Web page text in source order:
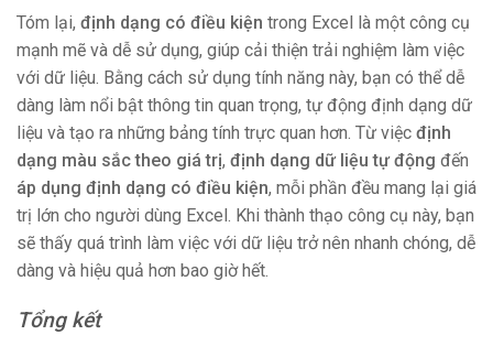
Tóm lại, định dạng có điều kiện trong Excel là một công cụ
mạnh mẽ và dễ sử dụng, giúp cải thiện trải nghiệm làm việc
với dữ liệu. Bằng cách sử dụng tính năng này, bạn có thể dễ
dàng làm nổi bật thông tin quan trọng, tự động định dạng dữ
liệu và tạo ra những bảng tính trực quan hơn. Từ việc định
dạng màu sắc theo giá trị, định dạng dữ liệu tự động đến
áp dụng định dạng có điều kiện, mỗi phần đều mang lại giá
trị lớn cho người dùng Excel. Khi thành thạo công cụ này, bạn
sẽ thấy quá trình làm việc với dữ liệu trở nên nhanh chóng, dễ
dàng và hiệu quả hơn bao giờ hết.
Tổng kết